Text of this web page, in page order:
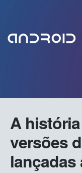
A
versões
lançadas